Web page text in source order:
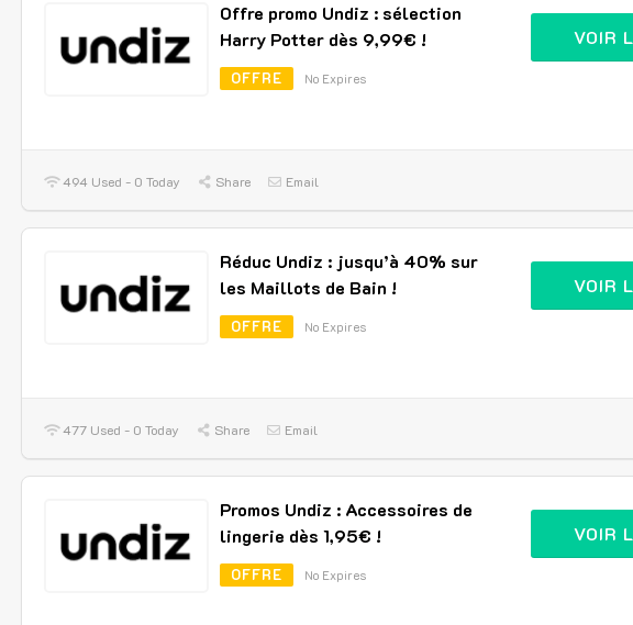
Offre promo Undiz : sélection
Harry Potter dès 9,99€ !
OFFRE No Expires
VOIR
494 Used - 0 Today Share Email
Réduc Undiz : jusqu’à 40% sur
les Maillots de Bain !
OFFRE No Expires
VOIR
477 Used - 0 Today Share Email
Promos Undiz : Accessoires de
lingerie dès 1,95€ !
OFFRE No Expires
VOIR